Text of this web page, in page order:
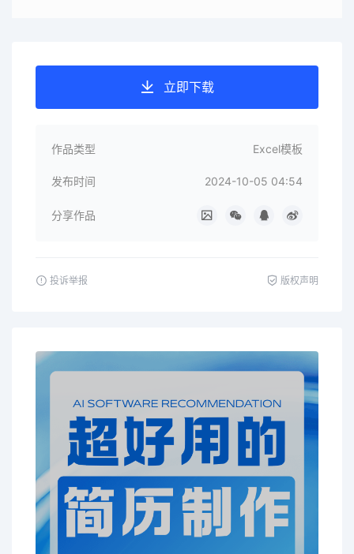
立即下载
作品类型 Excel模板
发布时间 2024-10-05 04:54
分享作品
投诉举报 版权声明